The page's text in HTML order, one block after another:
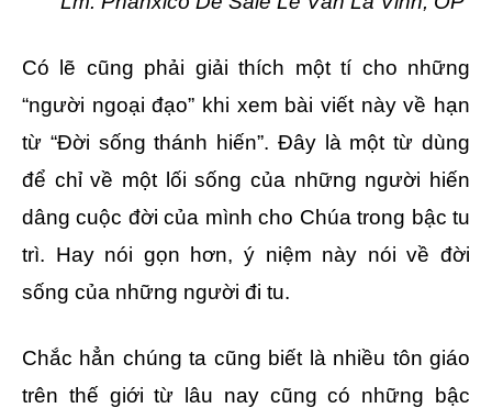
Có lẽ cũng phải giải thích một tí cho những
“người ngoại đạo” khi xem bài viết này về hạn
từ “Đời sống thánh hiến”. Đây là một từ dùng
để chỉ về một lối sống của những người hiến
dâng cuộc đời của mình cho Chúa trong bậc tu
trì. Hay nói gọn hơn, ý niệm này nói về đời
sống của những người đi tu.
Chắc hẳn chúng ta cũng biết là nhiều tôn giáo
trên thế giới từ lâu nay cũng có những bậc